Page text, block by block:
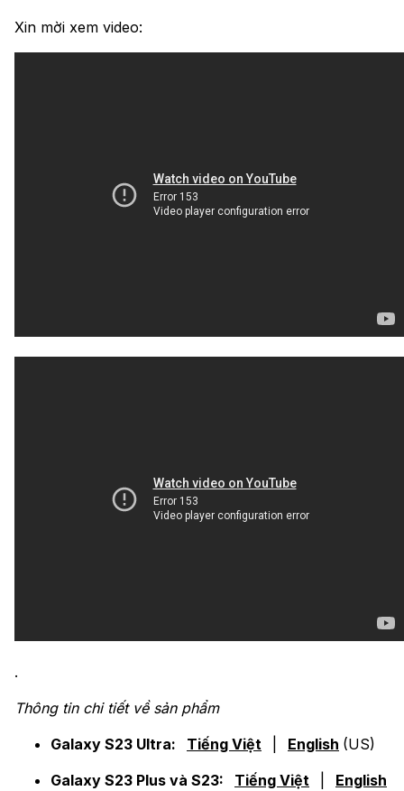
Xin mời xem video:
.
Thông tin chi tiết về sản phẩm
Galaxy S23 Ultra: Tiếng Việt English (US)
Galaxy S23 Plus và S23: Tiếng Việt
English